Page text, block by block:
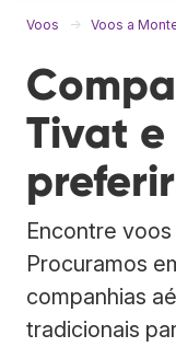
Voos Voos a
Tivat e
preferir
Encontre
Procuramos
companhias
tradicionais